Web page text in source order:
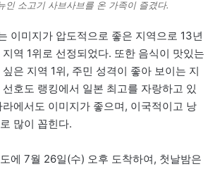
인 소고기 사브사브를 온 가족이 즐겼다.
이미지가 압도적으로 좋은 지역으로 13년
역 1위로 선정되었다. 또한 음식이 맛있는
은 지역 1위, 주민 성격이 좋아 보이는 지
호도 랭킹에서 일본 최고를 자랑하고 있
에서도 이미지가 좋으며, 이국적이고 낭
많이 꼽힌다.
에 7월 26일(수) 오후 도착하여, 첫날밤은